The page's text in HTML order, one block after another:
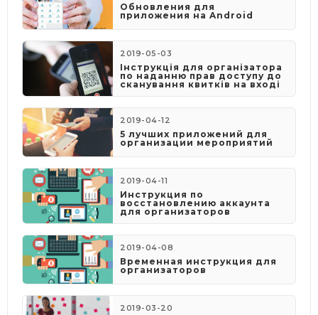
​Обновления для
приложения на Android
2019-05-03
​Інструкція для організатора
по наданню прав доступу до
сканування квитків на вході
2019-04-12
5 лучших приложений для
организации мероприятий
2019-04-11
Инструкция по
восстановлению аккаунта
для организаторов
2019-04-08
​Временная инструкция для
организаторов
2019-03-20